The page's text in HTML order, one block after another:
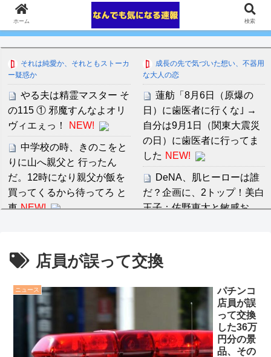
それは純愛か、それともストーカ
ー疑惑か
やる夫は精霊マスター そ
の115 ① 邪魔すんなよオリ
ヴィエぇっ！
NEW!
中学校の時、きのこをと
りに山へ親父と 行ったん
だ。12時になり親父が飯を
買ってくるから待ってろ と
車 NEW!
置」台使節団「中国意向で
NEW!
阪神も狙ってた中日大野
雄大、入団直談判してた模
NEW!
成長の先で気づいた想い、不器用
な大人の恋
蓮舫「8月6日（原爆の
日）に歯医者に行くな｣ →
自分は9月1日（関東大震災
の日）に歯医者に行ってま
した NEW!
DeNA、肌ヒーローは誰
だ？企画に、2トップ！美白
王子：佐野恵太と敏感お
【速報】TWICE・ジョン
セ・リーグ出塁回数ラン
キング 直近3週間｜2026年
【地獄のような聴聞会】
店員が誤って交換
ニュース
パチンコ
店員が誤
って交換
した36万
円分の景
品、その
ホーム 検索